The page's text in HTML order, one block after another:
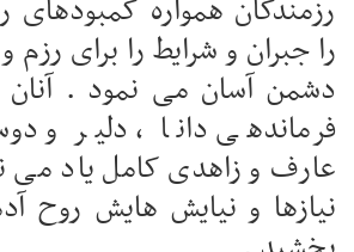
رزمندگان همواره
را جبران و شرایط را برای رزم
دشمن آسان می نمود . آنان
فرماندهی دانا ، دلیر و
عارف و زاهدی کامل یاد می
نیازها و نیایش هایش روح